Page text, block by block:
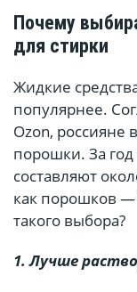
Почему
для стирки
Жидкие
популярнее.
Ozon, россияне
порошки. За
составляют
как порошков
такого выбора?
1. Лучше